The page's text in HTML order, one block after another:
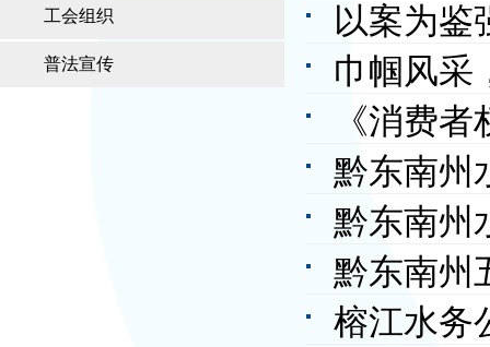
工会组织
普法宣传
以案为鉴
信诈骗宣
巾帼风采
妇女节活
《消费
黔东南州
黔东南州
动奖状
黔东南州
榕江水务